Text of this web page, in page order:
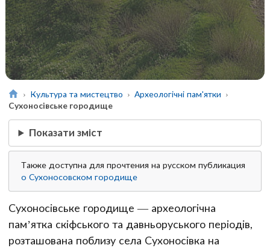
Культура та мистецтво
Археологічні пам'ятки
Сухоносівське городище
Показати зміст
Также доступна для прочтения на русском публикация
о Сухоносовском городище
Сухоносівське городище — археологічна
пам’ятка скіфського та давньоруського періодів,
розташована поблизу села Сухоносівка на